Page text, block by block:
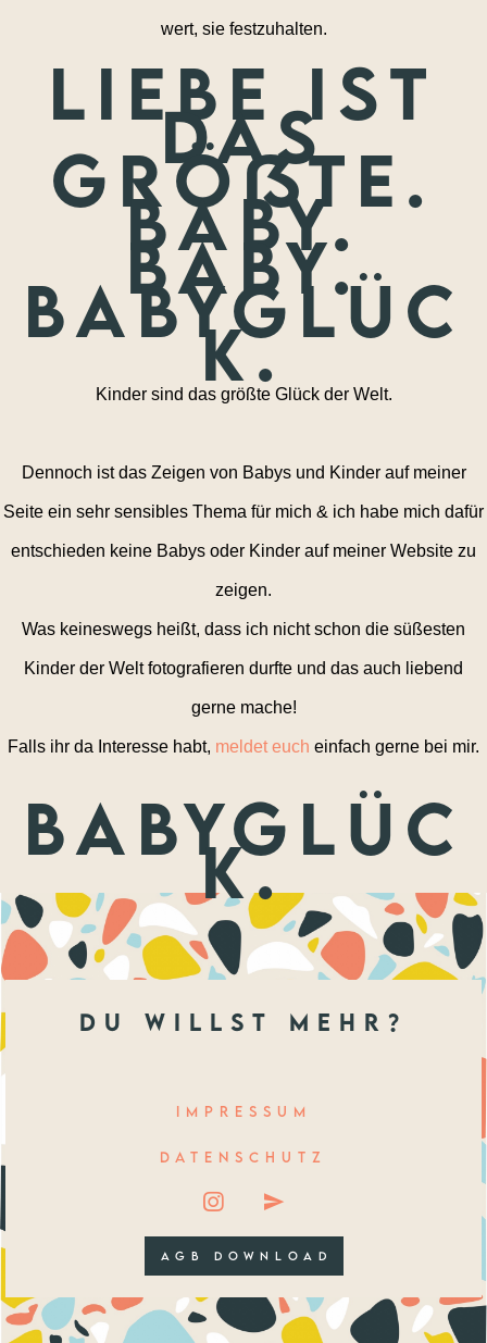
wert, sie festzuhalten.
Liebe ist
das
größte.
Baby.
Baby.
Babyglüc
k.
Kinder sind das größte Glück der Welt.
Dennoch ist das Zeigen von Babys und Kinder auf meiner
Seite ein sehr sensibles Thema für mich & ich habe mich dafür
entschieden keine Babys oder Kinder auf meiner Website zu
zeigen.
Was keineswegs heißt, dass ich nicht schon die süßesten
Kinder der Welt fotografieren durfte und das auch liebend
gerne mache!
Falls ihr da Interesse habt, meldet euch einfach gerne bei mir.
Babyglüc
k.
du willst mehr?
IMPRESSUM
DATENSCHUTZ
AGB DOWNLOAD